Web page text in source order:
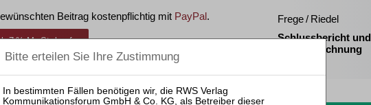
Beitrag kostenpflichtig mit PayPal.
7 % MwSt. kaufen
Frege / Riedel
Schlussbericht und
Schlussrechnung